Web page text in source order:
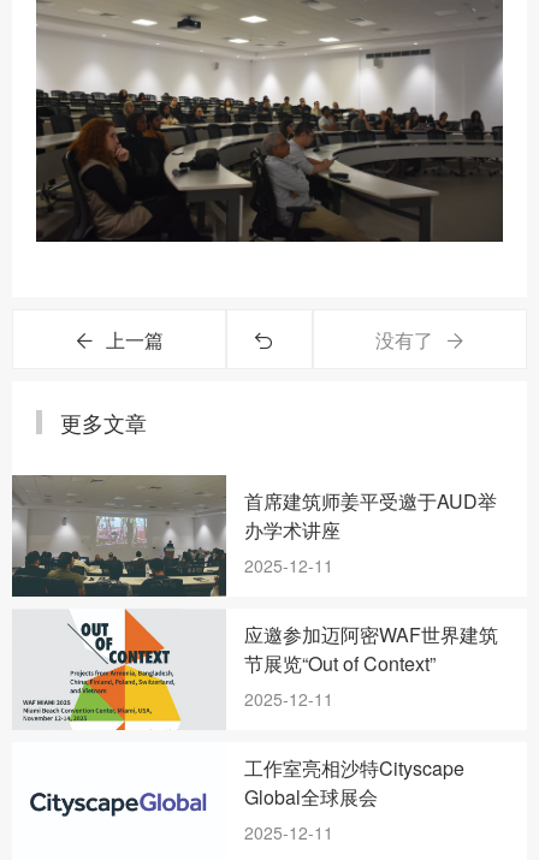
上一篇 没有了
更多文章
首席建筑师姜平受邀于AUD举
办学术讲座
2025-12-11
应邀参加迈阿密WAF世界建筑
节展览“Out of Context”
2025-12-11
工作室亮相沙特Cityscape
Global全球展会
2025-12-11